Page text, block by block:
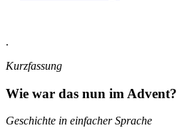
.
Kurzfassung
Wie war das nun im Advent?
Geschichte in einfacher Sprache